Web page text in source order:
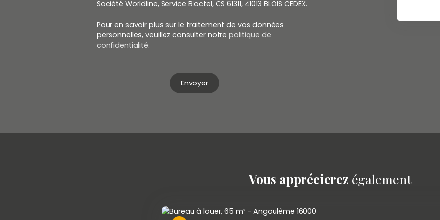
Société Worldline, Service Bloctel, CS 61311, 41013 BLOIS CEDEX.
Pour en savoir plus sur le traitement de vos données
personnelles, veuillez consulter notre politique de
confidentialité.
Envoyer
Vous apprécierez également